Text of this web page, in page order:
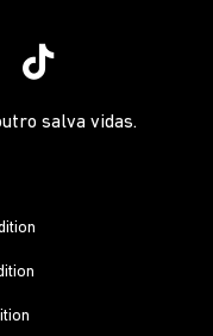
salva vidas.